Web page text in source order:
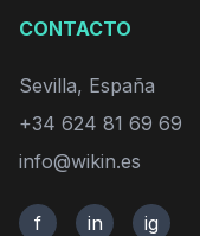
CONTACTO
Sevilla, España
+34 624 81 69 69
info@wikin.es
f in ig